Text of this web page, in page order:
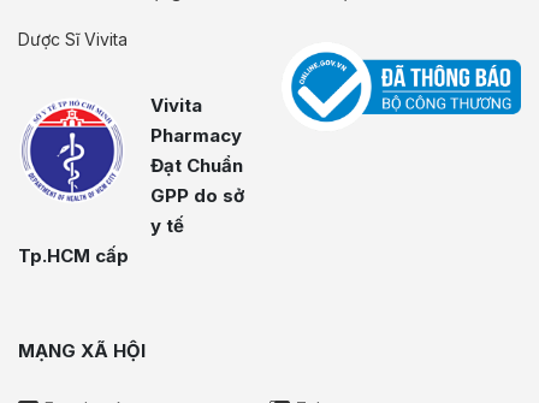
Dược Sĩ Vivita
Vivita
Pharmacy
Đạt Chuẩn
GPP do sở
y tế
Tp.HCM cấp
MẠNG XÃ HỘI